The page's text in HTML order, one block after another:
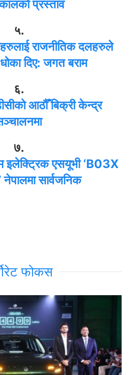
प्रस्ताव
५.
राजनीतिक दलहरुले
दिए: जगत बराम
६.
आठौँ बिक्री केन्द्र
७.
इलेक्ट्रिक एसयूभी ‘B03X
नेपालमा सार्वजनिक
फोकस